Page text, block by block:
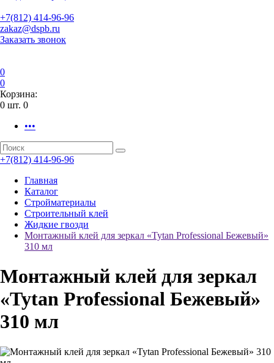
+7(812) 414-96-96
zakaz@dspb.ru
Заказать звонок
0
0
Корзина:
0 шт. 0
•••
+7(812) 414-96-96
Главная
Каталог
Стройматериалы
Строительный клей
Жидкие гвозди
Монтажный клей для зеркал «Tytan Professional Бежевый»
310 мл
Монтажный клей для зеркал
«Tytan Professional Бежевый»
310 мл